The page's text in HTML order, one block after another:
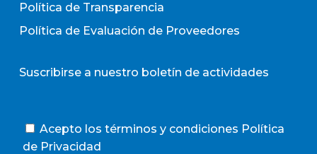
Política de Transparencia
Política de Evaluación de Proveedores
Suscribirse a nuestro boletín de actividades
Acepto los términos y condiciones Política
de Privacidad